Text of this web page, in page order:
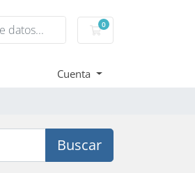
0
Carro de Pedidos
Cuenta
Buscar